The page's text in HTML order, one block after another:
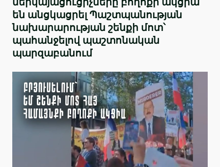
են անցկացրել Պաշտպանության
նախարարության շենքի մոտ՝
պահանջելով պաշտոնական
պարզաբանում